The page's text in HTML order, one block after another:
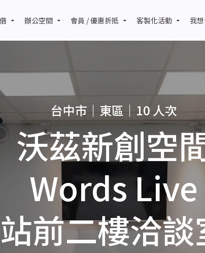
辦公空間 會員 / 優惠折抵 客製化活動 我
台中市｜東區｜10 人次
沃茲新創空
Words Live
站前二樓洽談